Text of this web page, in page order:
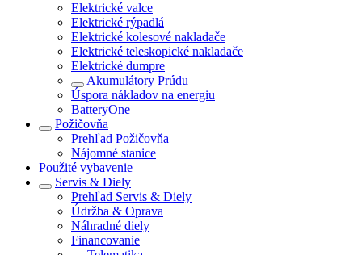
Elektrické valce
Elektrické rýpadlá
Elektrické kolesové nakladače
Elektrické teleskopické nakladače
Elektrické dumpre
Akumulátory Prúdu
Úspora nákladov na energiu
BatteryOne
Požičovňa
Prehľad Požičovňa
Nájomné stanice
Použité vybavenie
Servis & Diely
Prehľad Servis & Diely
Údržba & Oprava
Náhradné diely
Financovanie